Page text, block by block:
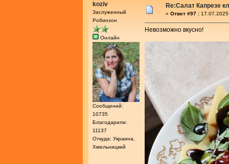
koziv
Заслуженный
Робинзон
Онлайн
Сообщений:
10735
Благодарили:
11137
Откуда: Украина,
Хмельницкий
Re:Салат Капрезе
« Ответ #97 :
Невозможно вкусно!